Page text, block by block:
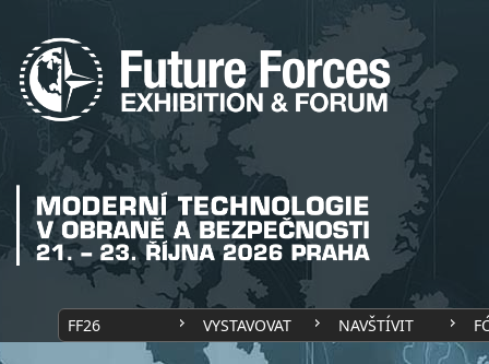
FF26 VYSTAVOVAT NAVŠTÍVIT